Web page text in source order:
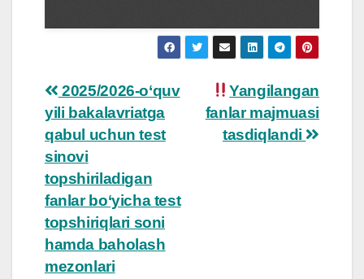
Post
navigation
Yangilangan
fanlar majmuasi
tasdiqlandi
2025/2026-o‘quv
yili bakalavriatga
qabul uchun test
sinovi
topshiriladigan
fanlar bo‘yicha test
topshiriqlari soni
hamda baholash
mezonlari